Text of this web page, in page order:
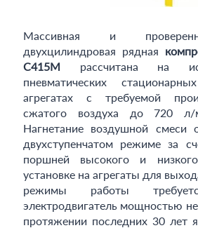
Массивная и
двухцилиндровая рядная
C415M рассчитана на
пневматических
агрегатах с требуемой
сжатого воздуха до 720
Нагнетание воздушной смеси
двухступенчатом режиме за
поршней высокого и
установке на агрегаты для
режимы работы
электродвигатель мощностью
протяжении последних 30 лет